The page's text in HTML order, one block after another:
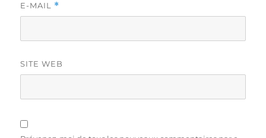
E-MAIL *
SITE WEB